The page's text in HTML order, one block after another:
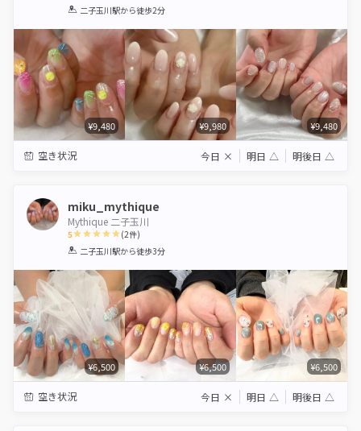
1 2 3 4 5
二子玉川駅から徒歩2分
¥9,480 ¥9,980 ¥9,480
空き状況 今日 × 明日 △ 明後日 △
miku_mythique
Mythique 二子玉川
5
1 2 3 4 5
(2件)
二子玉川駅から徒歩3分
¥6,500 ¥6,500 ¥6,500
空き状況 今日 × 明日 △ 明後日 △